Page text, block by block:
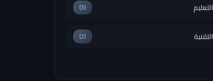
التعليم (3)
التقنية (2)